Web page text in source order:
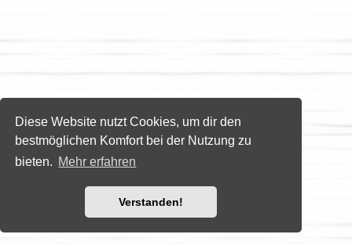
Diese Website nutzt Cookies, um dir den
bestmöglichen Komfort bei der Nutzung zu
bieten. Mehr erfahren
Verstanden!